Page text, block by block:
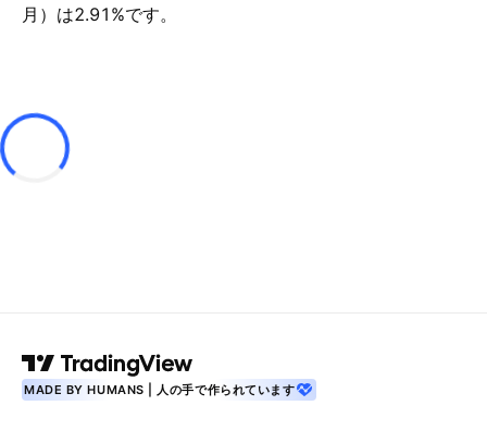
月）は2.91%です。
MADE BY HUMANS | 人の手で作られています